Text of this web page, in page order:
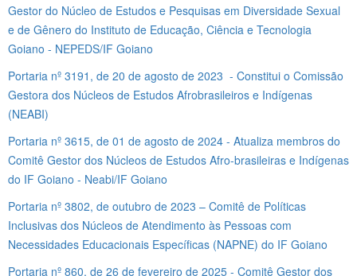
Gestor do Núcleo de Estudos e Pesquisas em Diversidade Sexual
e de Gênero do Instituto de Educação, Ciência e Tecnologia
Goiano - NEPEDS/IF Goiano
Portaria nº 3191, de 20 de agosto de 2023 - Constitui o Comissão
Gestora dos Núcleos de Estudos Afrobrasileiros e Indígenas
(NEABI)
Portaria nº 3615, de 01 de agosto de 2024 - Atualiza membros do
Comitê Gestor dos Núcleos de Estudos Afro-brasileiras e Indígenas
do IF Goiano - Neabi/IF Goiano
Portaria nº 3802, de outubro de 2023 – Comitê de Políticas
Inclusivas dos Núcleos de Atendimento às Pessoas com
Necessidades Educacionais Específicas (NAPNE) do IF Goiano
Portaria nº 860, de 26 de fevereiro de 2025 - Comitê Gestor dos